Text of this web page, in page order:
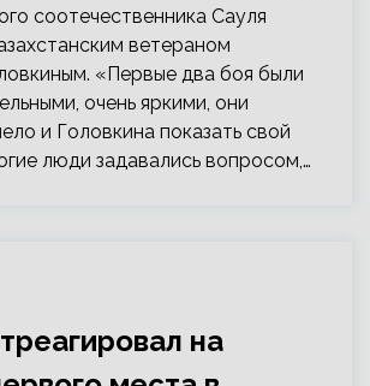
соотечественника Сауля
ветераном
«Первые два боя были
очень яркими, они
и Головкина показать свой
люди задавались вопросом,…
на